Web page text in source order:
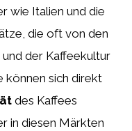
wie Italien und die
die oft von den
der Kaffeekultur
können sich direkt
des Kaffees
in diesen Märkten